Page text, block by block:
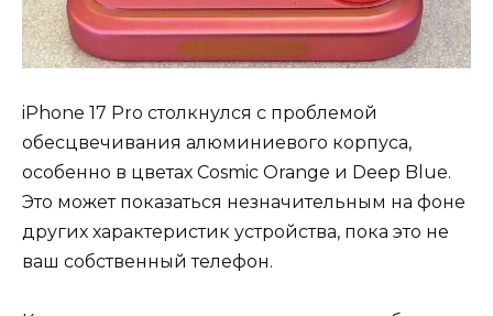
iPhone 17 Pro столкнулся с проблемой
обесцвечивания алюминиевого корпуса,
особенно в цветах Cosmic Orange и Deep Blue.
Это может показаться незначительным на фоне
других характеристик устройства, пока это не
ваш собственный телефон.